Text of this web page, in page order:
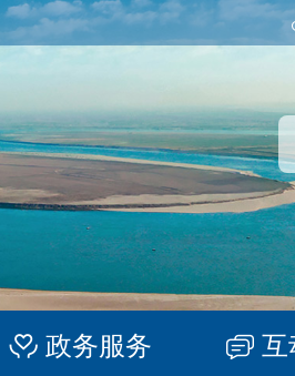
政务服务 互